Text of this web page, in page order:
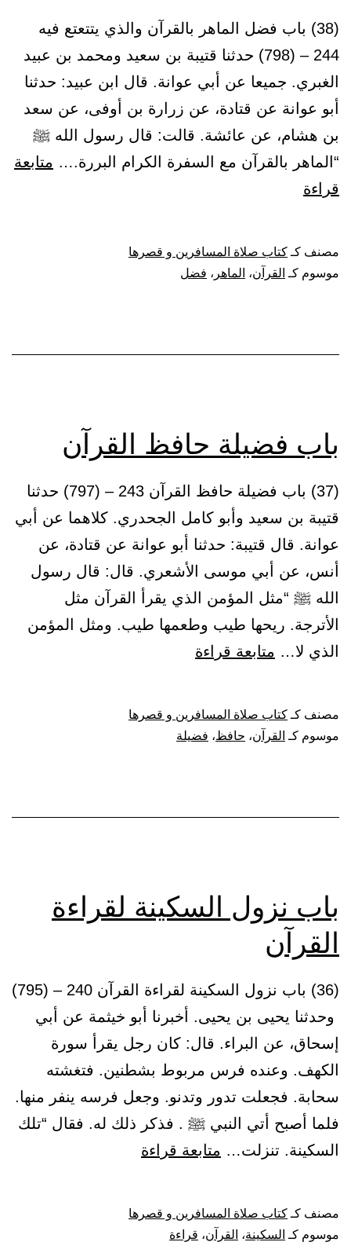
(38) باب فضل الماهر بالقرآن والذي يتتعتع فيه
244 – (798) حدثنا قتيبة بن سعيد ومحمد بن عبيد
الغبري. جميعا عن أبي عوانة. قال ابن عبيد: حدثنا
أبو عوانة عن قتادة، عن زرارة بن أوفى، عن سعد
بن هشام، عن عائشة. قالت: قال رسول الله ﷺ
“الماهر بالقرآن مع السفرة الكرام البررة.… متابعة
قراءة
بالقرآن
مصنف كـ كتاب صلاة المسافرين و قصرها
موسوم كـ القرآن، الماهر ، فضل
باب فضيلة حافظ القرآن
(37) باب فضيلة حافظ القرآن 243 – (797) حدثنا
قتيبة بن سعيد وأبو كامل الجحدري. كلاهما عن أبي
عوانة. قال قتيبة: حدثنا أبو عوانة عن قتادة، عن
أنس، عن أبي موسى الأشعري. قال: قال رسول
الله ﷺ “مثل المؤمن الذي يقرأ القرآن مثل
الأترجة. ريحها طيب وطعمها طيب. ومثل المؤمن
الذي لا… متابعة قراءة
القرآن
مصنف كـ كتاب صلاة المسافرين و قصرها
موسوم كـ القرآن، حافظ، فضيلة
باب نزول السكينة لقراءة
القرآن
(36) باب نزول السكينة لقراءة القرآن 240 – (795)
وحدثنا يحيى بن يحيى. أخبرنا أبو خيثمة عن أبي
إسحاق، عن البراء. قال: كان رجل يقرأ سورة
الكهف. وعنده فرس مربوط بشطنين. فتغشته
سحابة. فجعلت تدور وتدنو. وجعل فرسه ينفر منها.
فلما أصبح أتي النبي ﷺ . فذكر ذلك له. فقال “تلك
السكينة. تنزلت… متابعة قراءة
مصنف كـ كتاب صلاة المسافرين و قصرها
موسوم كـ السكينة، القرآن، قراءة